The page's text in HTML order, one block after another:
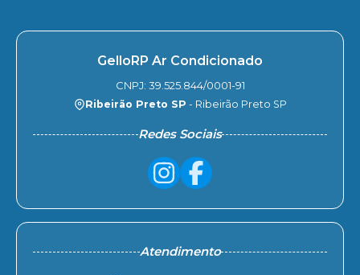
GelloRP Ar Condicionado
CNPJ: 39.525.844/0001-91
Ribeirão Preto SP - Ribeirão Preto SP
Redes Sociais
Atendimento